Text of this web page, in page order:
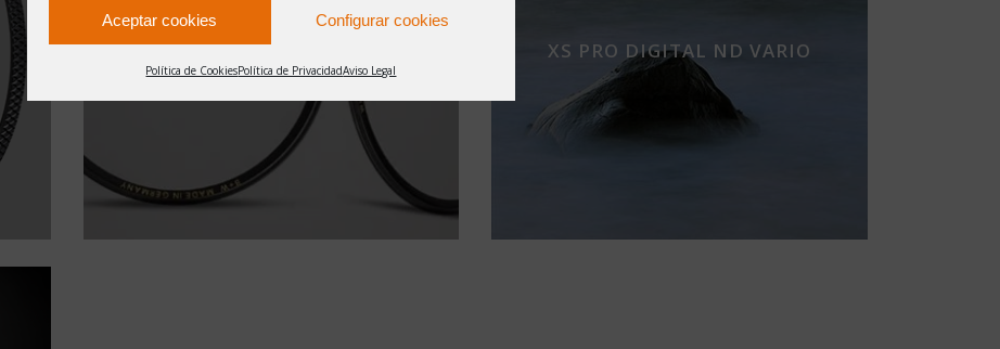
Aceptar cookies Configurar cookies
Política de CookiesPolítica de PrivacidadAviso Legal
FILTROS MIST V-PRO XS PRO DIGITAL ND VARIO